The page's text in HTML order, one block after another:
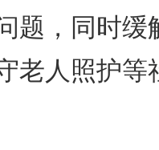
题，同时缓
老人照护等